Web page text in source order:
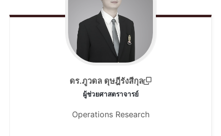
ดร.ภูวดล ดุษฎีรังสีกุล
ผู้ช่วยศาสตราจารย์
Operations Research